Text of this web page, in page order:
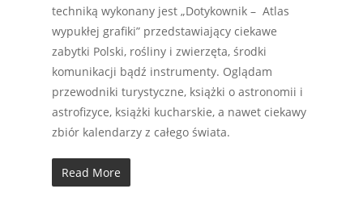
techniką wykonany jest „Dotykownik – Atlas
wypukłej grafiki” przedstawiający ciekawe
zabytki Polski, rośliny i zwierzęta, środki
komunikacji bądź instrumenty. Oglądam
przewodniki turystyczne, książki o astronomii i
astrofizyce, książki kucharskie, a nawet ciekawy
zbiór kalendarzy z całego świata.
Read More